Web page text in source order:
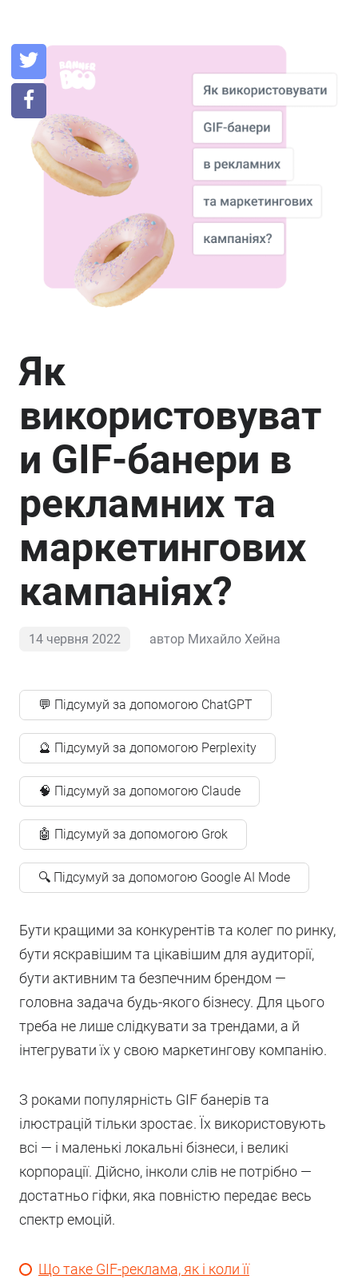
Як
використовуват
и GIF-банери в
рекламних та
маркетингових
кампаніях?
14 червня 2022 автор Михайло Хейна
💬 Підсумуй за допомогою ChatGPT
🔮 Підсумуй за допомогою Perplexity
🧠 Підсумуй за допомогою Claude
🤖 Підсумуй за допомогою Grok
🔍 Підсумуй за допомогою Google AI Mode
Бути кращими за конкурентів та колег по ринку,
бути яскравішим та цікавішим для аудиторії,
бути активним та безпечним брендом —
головна задача будь-якого бізнесу. Для цього
треба не лише слідкувати за трендами, а й
інтегрувати їх у свою маркетингову компанію.
З роками популярність GIF банерів та
ілюстрацій тільки зростає. Їх використовують
всі — і маленькі локальні бізнеси, і великі
корпорації. Дійсно, інколи слів не потрібно —
достатньо гіфки, яка повністю передає весь
спектр емоцій.
Що таке GIF-реклама, як і коли її